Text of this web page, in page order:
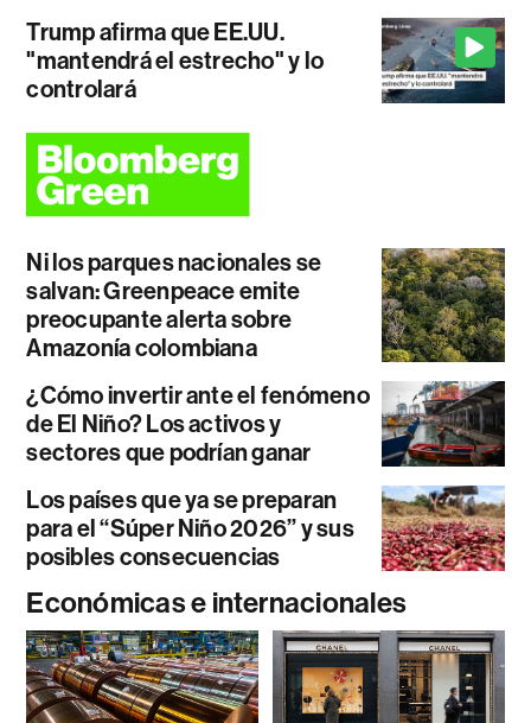
Trump afirma que EE.UU.
"mantendrá el estrecho" y lo
controlará
Ni los parques nacionales se
salvan: Greenpeace emite
preocupante alerta sobre
Amazonía colombiana
¿Cómo invertir ante el fenómeno
de El Niño? Los activos y
sectores que podrían ganar
Los países que ya se preparan
para el “Súper Niño 2026” y sus
posibles consecuencias
Económicas e internacionales